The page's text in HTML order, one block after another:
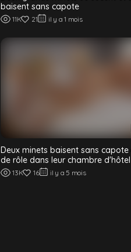
baisent sans capote
11K 21 il y a 1 mois
Deux minets baisent sans
de rôle dans leur chambre
Prague
13K 16 il y a 5 mois